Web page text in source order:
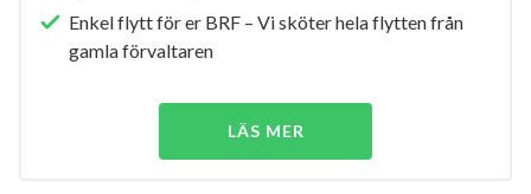
Enkel flytt för er BRF – Vi sköter hela flytten från
gamla förvaltaren
LÄS MER